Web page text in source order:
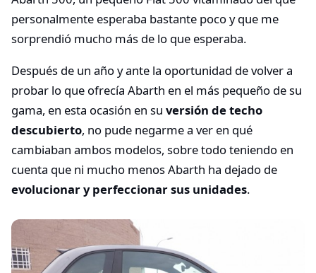
personalmente esperaba bastante poco y que me
sorprendió mucho más de lo que esperaba.
Después de un año y ante la oportunidad de volver a
probar lo que ofrecía Abarth en el más pequeño de su
gama, en esta ocasión en su versión de techo
descubierto, no pude negarme a ver en qué
cambiaban ambos modelos, sobre todo teniendo en
cuenta que ni mucho menos Abarth ha dejado de
evolucionar y perfeccionar sus unidades.